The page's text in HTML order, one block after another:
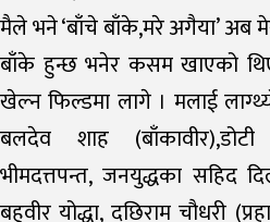
मैले भने ‘बाँचे बाँके,मरे अगैया’ अब
बाँके हुन्छ भनेर कसम खाएको
खेल्न फिल्डमा लागे । मलाई
बलदेव शाह
भीमदत्तपन्त, जनयुद्धका सहिद
बहुवीर योद्धा, दछिराम चौधरी